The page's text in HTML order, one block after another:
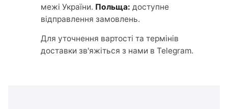
межі України. Польща: доступне
відправлення замовлень.
Для уточнення вартості та термінів
доставки зв'яжіться з нами в Telegram.